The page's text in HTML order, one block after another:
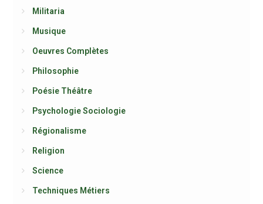
Militaria
Musique
Oeuvres Complètes
Philosophie
Poésie Théâtre
Psychologie Sociologie
Régionalisme
Religion
Science
Techniques Métiers